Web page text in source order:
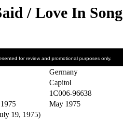
/ Love In Song
for review and promotional purposes only.
Germany
Capitol
1C006-96638
May 1975
19, 1975)